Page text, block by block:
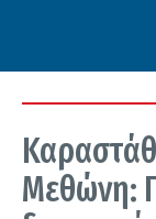
Μεθώνη: